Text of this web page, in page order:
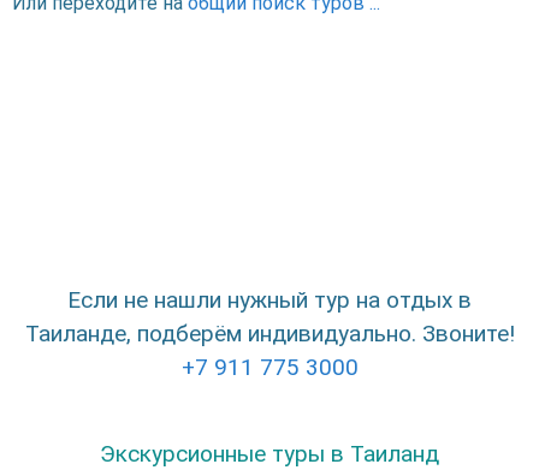
Если не нашли нужный тур на отдых в
Таиланде, подберём индивидуально. Звоните!
+7 911 775 3000
Экскурсионные туры в Таиланд